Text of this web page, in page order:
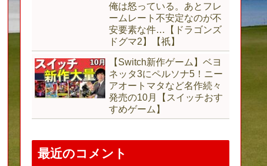
俺は怒っている。あとフレ
ームレート不安定なのが不
安要素な件…【ドラゴンズ
ドグマ2】【祇】
【Switch新作ゲーム】ベヨ
ネッタ3にペルソナ5！ニー
アオートマタなど名作続々
発売の10月【スイッチおす
すめゲーム】
最近のコメント